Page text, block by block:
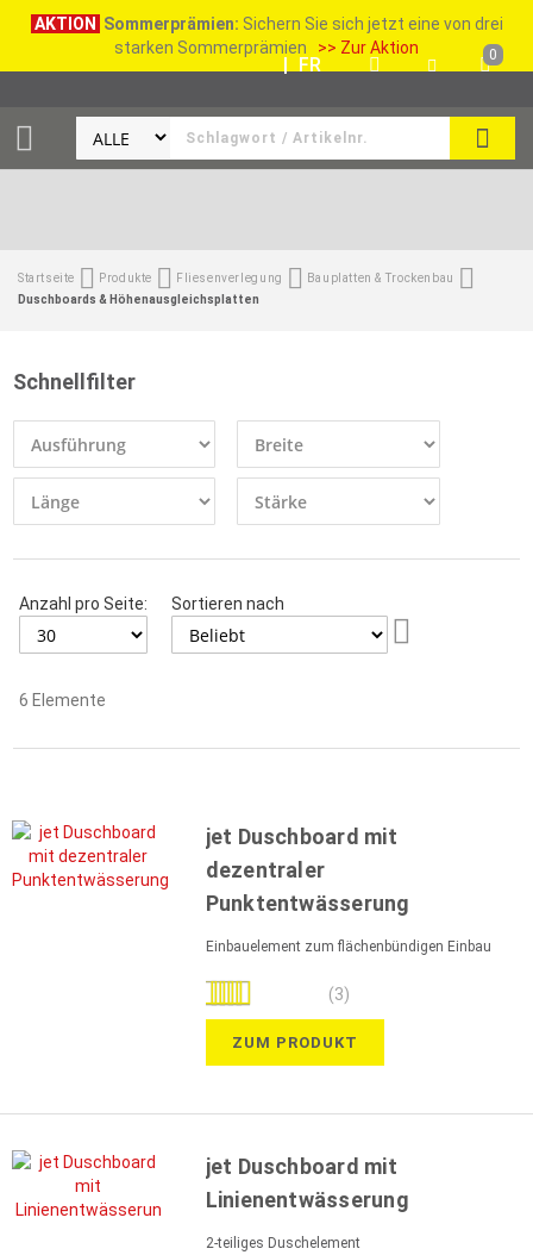
AKTION Sommerprämien: Sichern Sie sich jetzt eine von drei
starken Sommerprämien >> Zur Aktion
SUCHE
| FR 0
Startseite Produkte Fliesenverlegung
Bauplatten & Trockenbau
Duschboards & Höhenausgleichsplatten
Schnellfilter
Anzahl pro Seite:
Sortieren nach
6 Elemente
jet Duschboard mit
dezentraler
Punktentwässerung
Einbauelement zum flächenbündigen Einbau
Bewertung:
100%
(3)
ZUM PRODUKT
jet Duschboard mit
Linienentwässerung
2-teiliges Duschelement